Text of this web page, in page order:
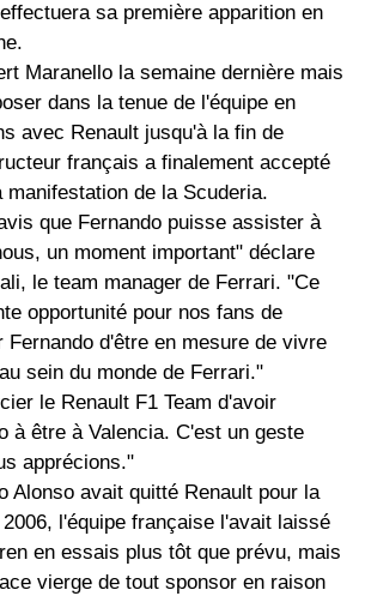
sa première apparition en
Maranello la semaine dernière mais
dans la tenue de l'équipe en
avec Renault jusqu'à la fin de
français a finalement accepté
de la Scuderia.
que Fernando puisse assister à
un moment important" déclare
le team manager de Ferrari. "Ce
opportunité pour nos fans de
Fernando d'être en mesure de vivre
sein du monde de Ferrari."
le Renault F1 Team d'avoir
à être à Valencia. C'est un geste
apprécions."
Alonso avait quitté Renault pour la
l'équipe française l'avait laissé
en essais plus tôt que prévu, mais
vierge de tout sponsor en raison